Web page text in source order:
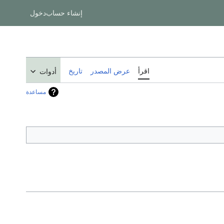
إنشاء حسابدخول
اقرأ عرض المصدر تاريخ أدوات
مساعدة